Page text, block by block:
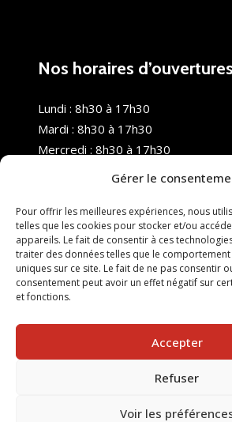
Gérer le
Pour offrir les meilleures expériences, nous
telles que les cookies pour stocker et/ou
appareils. Le fait de consentir à ces
traiter des données telles que le
uniques sur ce site. Le fait de ne pas consentir
consentement peut avoir un effet négatif sur
et fonctions.
Accepter
Refuser
Voir les
Nos horaires d’ouvertures
Lundi : 8h30 à 17h30
Mardi : 8h30 à 17h30
Mercredi : 8h30 à 17h30
Samedi : Fermé
Dimanche : Fermé
© 2025 Nouvel R Formation - TOUS
SITE RÉALISÉ PAR :